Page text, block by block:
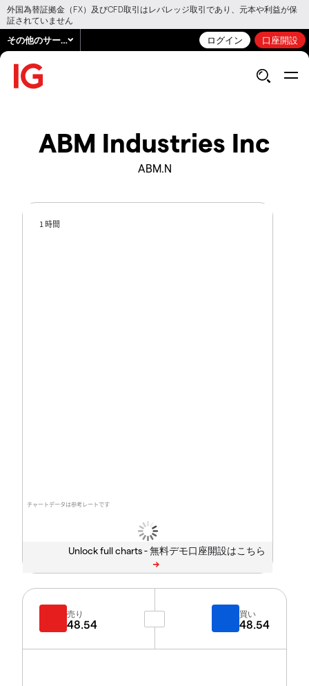
外国為替証拠金（FX）及びCFD取引はレバレッジ取引であり、元本や利益が保
証されていません
その他のサービス ログイン 口座開設
ABM Industries Inc
ABM.N
チャートデータは参考レートです
1 時間
Unlock full charts -
売り
48.54
買い
48.54